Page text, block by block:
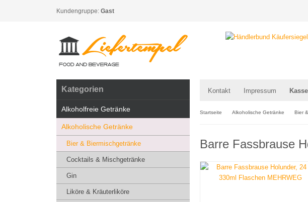
Kundengruppe: Gast
Kontakt Impressum Kasse
Startseite Alkoholische Getränke Bier
Barre Fassbrause
Kategorien
Alkoholfreie Getränke
Alkoholische Getränke
Bier & Biermischgetränke
Cocktails & Mischgetränke
Gin
Liköre & Kräuterliköre